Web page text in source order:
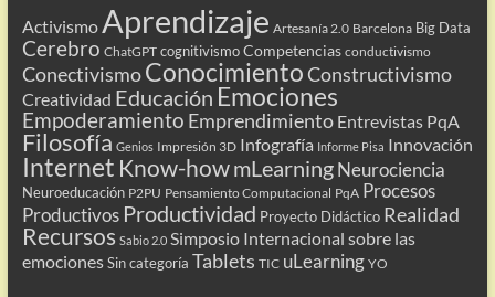
ActivismoAprendizaje Artesanía 2.0 Barcelona Big Data
Cerebro ChatGPT cognitivismo Competencias conductivismo
ConectivismoConocimientoConstructivismo
Creatividad Educación Emociones
Empoderamiento Emprendimiento Entrevistas PqA
Filosofía Genios Impresión 3D Infografía Informe Pisa Innovación
Internet Know-howmLearning Neurociencia
Neuroeducación P2PU Pensamiento Computacional PqA Procesos
Productivos Productividad Proyecto Didáctico Realidad
Recursos Sabio 2.0 Simposio Internacional sobre las
emociones Sin categoría Tablets TIC uLearning YO